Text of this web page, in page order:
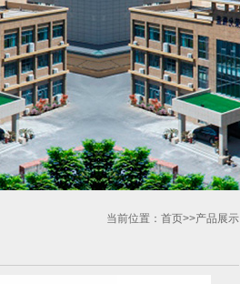
当前位置：首页>>产品展示